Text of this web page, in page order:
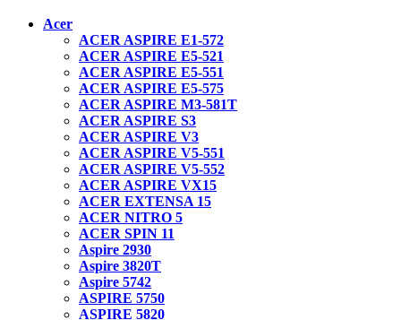
Acer
ACER ASPIRE E1-572
ACER ASPIRE E5-521
ACER ASPIRE E5-551
ACER ASPIRE E5-575
ACER ASPIRE M3-581T
ACER ASPIRE S3
ACER ASPIRE V3
ACER ASPIRE V5-551
ACER ASPIRE V5-552
ACER ASPIRE VX15
ACER EXTENSA 15
ACER NITRO 5
ACER SPIN 11
Aspire 2930
Aspire 3820T
Aspire 5742
ASPIRE 5750
ASPIRE 5820